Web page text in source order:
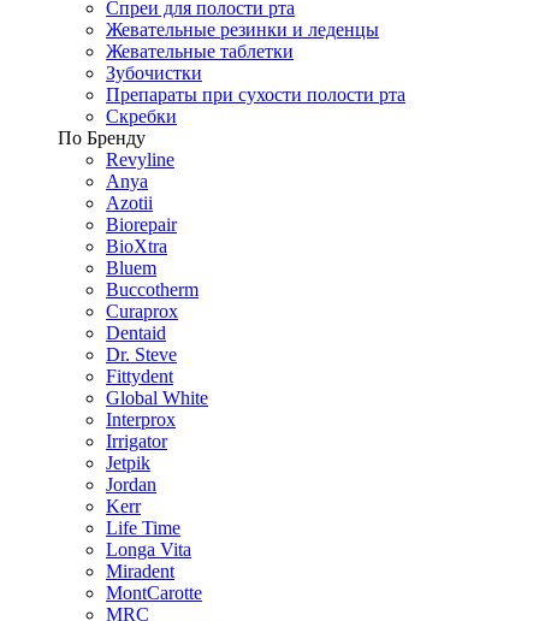
Спреи для полости рта
Жевательные резинки и леденцы
Жевательные таблетки
Зубочистки
Препараты при сухости полости рта
Скребки
По Бренду
Revyline
Anya
Azotii
Biorepair
BioXtra
Bluem
Buccotherm
Curaprox
Dentaid
Dr. Steve
Fittydent
Global White
Interprox
Irrigator
Jetpik
Jordan
Kerr
Life Time
Longa Vita
Miradent
MontCarotte
MRC